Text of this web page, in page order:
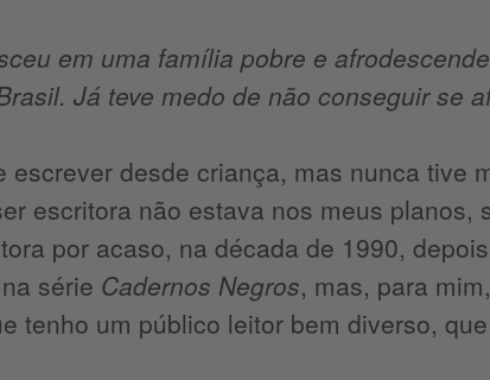
em uma família pobre e
Já teve medo de não conseguir se
escrever desde criança, mas nunca tive
escritora não estava nos meus planos,
por acaso, na década de 1990,
série Cadernos Negros, mas, para
tenho um público leitor bem diverso,